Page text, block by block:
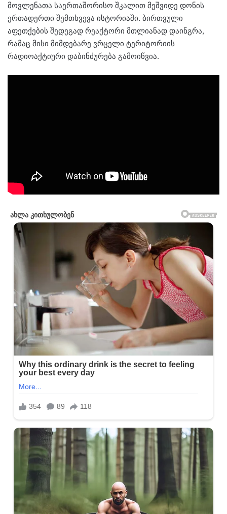
მოვლენათა საერთაშორისო შკალით მეშვიდე დონის
ერთადერთი შემთხვევა ისტორიაში. ბირთვული
აფეთქების შედეგად რეაქტორი მთლიანად დაინგრა,
რამაც მისი მიმდებარე ვრცელი ტერიტორიის
რადიოაქტიური დაბინძურება გამოიწვია.